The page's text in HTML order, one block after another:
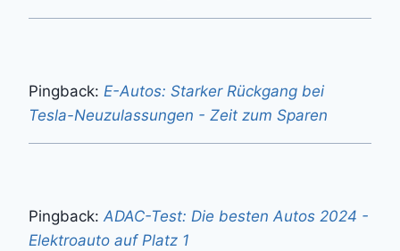
Pingback: E-Autos: Starker Rückgang bei
Tesla-Neuzulassungen - Zeit zum Sparen
Pingback: ADAC-Test: Die besten Autos 2024 -
Elektroauto auf Platz 1